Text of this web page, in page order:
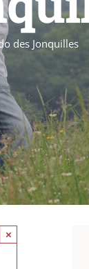
des Jonquilles
×